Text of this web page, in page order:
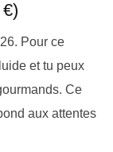
Pour ce
et tu peux
Ce
aux attentes